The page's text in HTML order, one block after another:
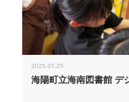
2025.07.25
海陽町立海南図書館 デ